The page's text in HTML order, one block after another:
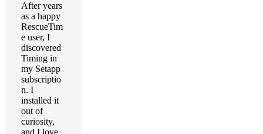
After years
as a happy
RescueTim
e user, I
discovered
Timing in
my Setapp
subscriptio
n. I
installed it
out of
curiosity,
and I love